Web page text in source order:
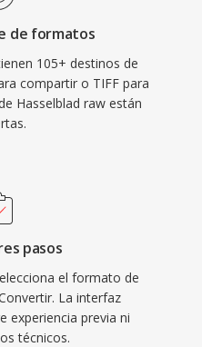
de formatos
105+ destinos de
compartir o TIFF para
Hasselblad raw están
pasos
el formato de
La interfaz
experiencia previa ni
técnicos.